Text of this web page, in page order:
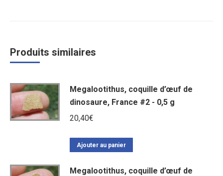
Produits similaires
Megalootithus, coquille d’œuf de
dinosaure, France #2 - 0,5 g
20,40€
Ajouter au panier
Megalootithus, coquille d’œuf de